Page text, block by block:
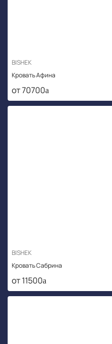
BISHEK
Кровать Афина
от 70700
BISHEK
Кровать Сабрина
от 11500